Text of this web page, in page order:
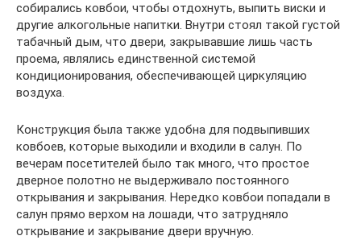
собирались ковбои, чтобы отдохнуть, выпить виски и
другие алкогольные напитки. Внутри стоял такой густой
табачный дым, что двери, закрывавшие лишь часть
проема, являлись единственной системой
кондиционирования, обеспечивающей циркуляцию
воздуха.
Конструкция была также удобна для подвыпивших
ковбоев, которые выходили и входили в салун. По
вечерам посетителей было так много, что простое
дверное полотно не выдерживало постоянного
открывания и закрывания. Нередко ковбои попадали в
салун прямо верхом на лошади, что затрудняло
открывание и закрывание двери вручную.